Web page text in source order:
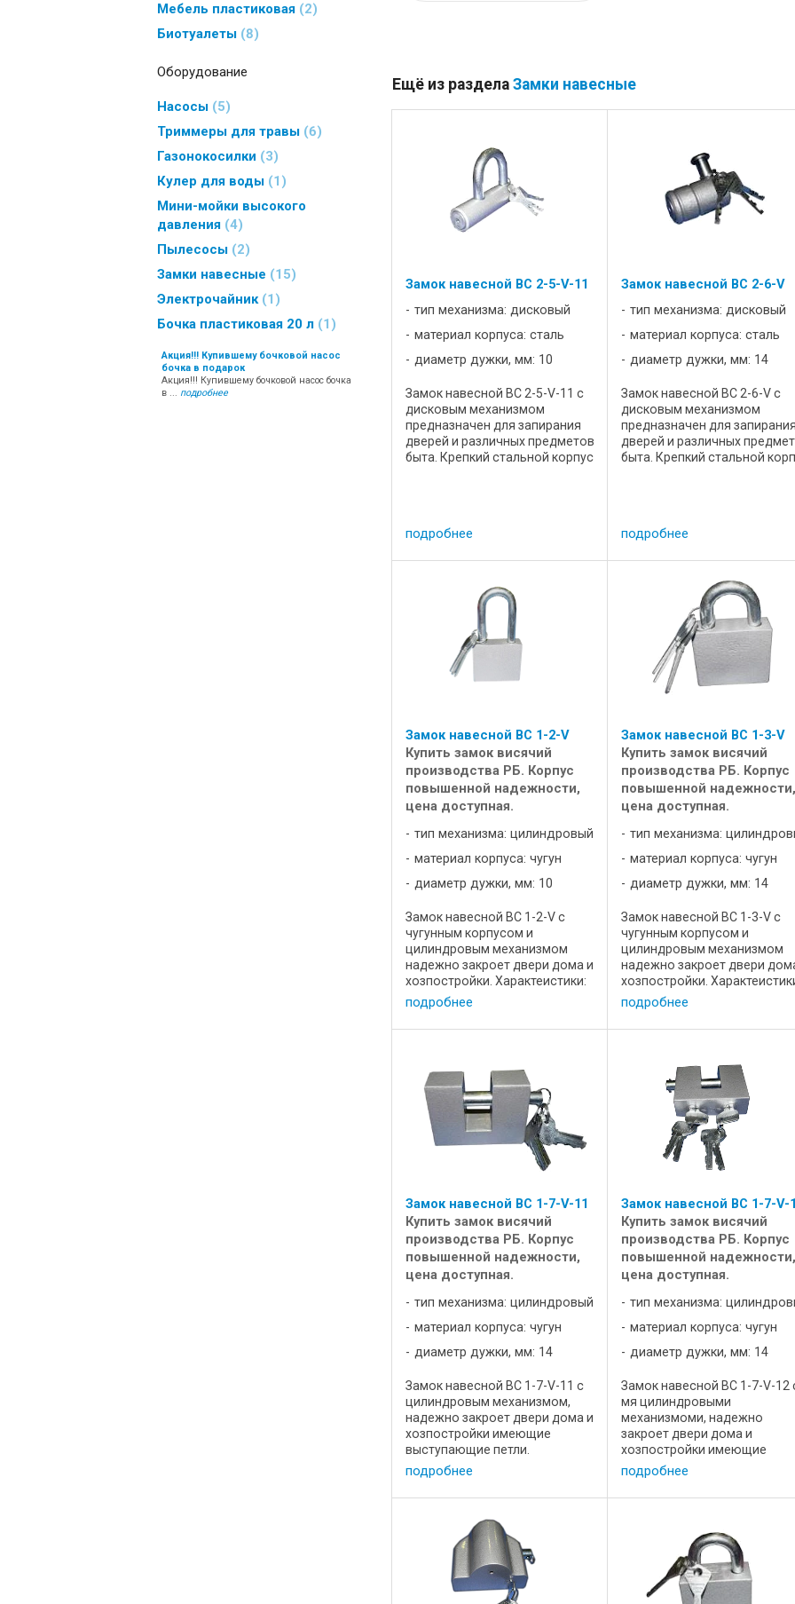
Мебель пластиковая
2
Биотуалеты 8
Оборудование
Насосы
5
Триммеры для травы 6
Газонокосилки
3
Кулер для воды
1
Мини-мойки высокого
давления 4
Пылесосы
2
Замки навесные
15
Электрочайник 1
Бочка пластиковая 20 л
1
Акция!!! Купившему бочковой насос
бочка в подарок
Акция!!! Купившему бочковой насос бочка
в ... подробнее
Ещё из раздела Замки навесные
Замок навесной BC 2-5-V-11
тип механизма: дисковый
материал корпуса: сталь
диаметр дужки, мм: 10
Замок навесной ВС 2-5-V-11 с
дисковым механизмом
предназначен для запирания
дверей и различных предметов
быта. Крепкий стальной корпус
составляет не менее ...
подробнее
Замок навесной BC 2-6-V
тип механизма: дисковый
материал корпуса: сталь
диаметр дужки, мм: 14
Замок навесной ВС 2-6-V с
дисковым механизмом
предназначен для
дверей и различных
быта. Крепкий стальной
из замка только в ...
подробнее
Замок навесной ВС 1-2-V
Купить замок висячий
производства РБ. Корпус
повышенной надежности,
цена доступная.
тип механизма: цилиндровый
материал корпуса: чугун
диаметр дужки, мм: 10
Замок навесной ВС 1-2-V с
чугунным корпусом и
цилиндровым механизмом
надежно закроет двери дома и
хозпостройки. Характеистики:
Цена, р 20,5 Диаметр дужки 10
Длина, мм 60 Ширина, мм 20
Высота, мм 118 Масса, кг 0,52
подробнее
Замок навесной ВС 1-3-V
Купить замок висячий
производства РБ. Корпус
повышенной
цена доступная.
тип механизма:
материал корпуса: чугун
диаметр дужки, мм: 14
Замок навесной ВС 1-3-V с
чугунным корпусом и
цилиндровым механизмом
надежно закроет двери
хозпостройки.
Цена, р 20,5 Диаметр дужки
Длина, мм 86 Ширина, мм 20
Высота, мм 112 Масса, кг
подробнее
Замок навесной ВС 1-7-V-11
Купить замок висячий
производства РБ. Корпус
повышенной надежности,
цена доступная.
тип механизма: цилиндровый
материал корпуса: чугун
диаметр дужки, мм: 14
Замок навесной ВС 1-7-V-11 с
цилиндровым механизмом,
надежно закроет двери дома и
хозпостройки имеющие
выступающие петли.
Характеистики: Цена, р 20,5
Диаметр дужки 14 Длина, мм
108 Ширина, мм 32 Высота, мм
высокопрочный чугун ...
подробнее
Замок навесной ВС 1-7-V-
Купить замок висячий
производства РБ. Корпус
повышенной
цена доступная.
тип механизма:
материал корпуса: чугун
диаметр дужки, мм: 14
Замок навесной ВС 1-7-V-12
мя цилиндровыми
механизмоми, надежно
закроет двери дома и
хозпостройки имеющие
выступающие петли.
Характеистики: Цена, р 20,5
Диаметр дужки 14 Длина,
71 Материал корпуса
высокопрочный ...
подробнее